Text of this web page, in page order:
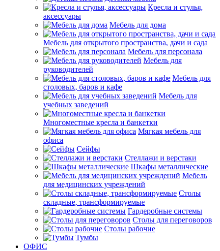
Кресла и стулья,
аксессуары
Мебель для дома
Мебель для открытого пространства, дачи и сада
Мебель для персонала
Мебель для
руководителей
Мебель для
столовых, баров и кафе
Мебель для
учебных заведений
Многоместные кресла и банкетки
Мягкая мебель для
офиса
Сейфы
Стеллажи и верстаки
Шкафы металлические
Мебель
для медицинских учреждений
Столы
складные, трансформируемые
Гардеробные системы
Столы для переговоров
Столы рабочие
Тумбы
ОФИС